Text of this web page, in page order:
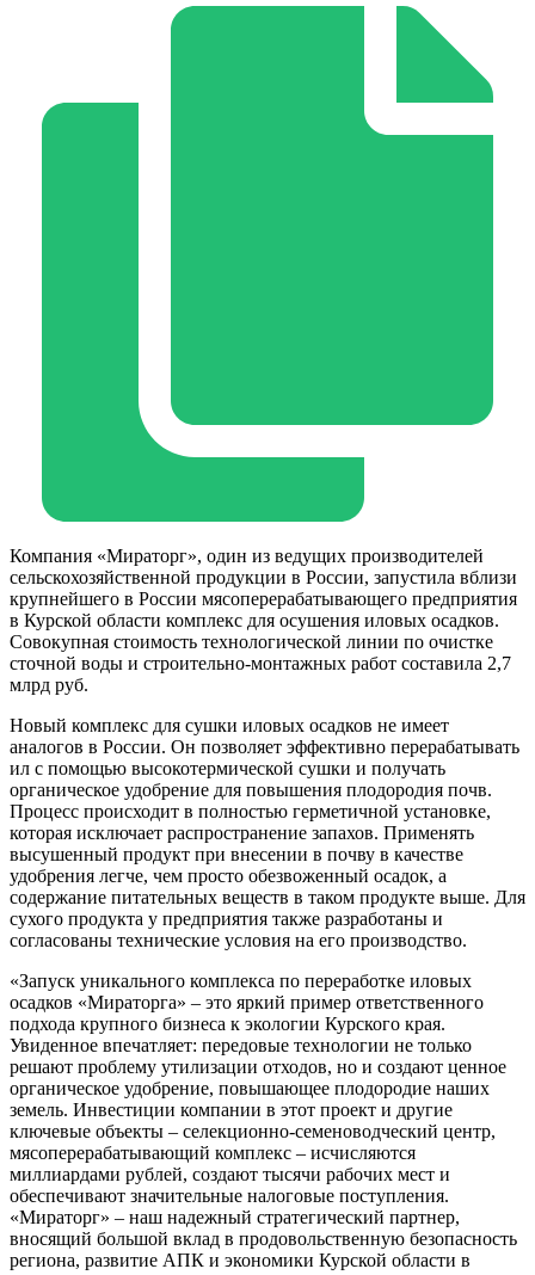
Компания «Мираторг», один из ведущих производителей
сельскохозяйственной продукции в России, запустила вблизи
крупнейшего в России мясоперерабатывающего предприятия
в Курской области комплекс для осушения иловых осадков.
Совокупная стоимость технологической линии по очистке
сточной воды и строительно-монтажных работ составила 2,7
млрд руб.
Новый комплекс для сушки иловых осадков не имеет
аналогов в России. Он позволяет эффективно перерабатывать
ил с помощью высокотермической сушки и получать
органическое удобрение для повышения плодородия почв.
Процесс происходит в полностью герметичной установке,
которая исключает распространение запахов. Применять
высушенный продукт при внесении в почву в качестве
удобрения легче, чем просто обезвоженный осадок, а
содержание питательных веществ в таком продукте выше. Для
сухого продукта у предприятия также разработаны и
согласованы технические условия на его производство.
«Запуск уникального комплекса по переработке иловых
осадков «Мираторга» – это яркий пример ответственного
подхода крупного бизнеса к экологии Курского края.
Увиденное впечатляет: передовые технологии не только
решают проблему утилизации отходов, но и создают ценное
органическое удобрение, повышающее плодородие наших
земель. Инвестиции компании в этот проект и другие
ключевые объекты – селекционно-семеноводческий центр,
мясоперерабатывающий комплекс – исчисляются
миллиардами рублей, создают тысячи рабочих мест и
обеспечивают значительные налоговые поступления.
«Мираторг» – наш надежный стратегический партнер,
вносящий большой вклад в продовольственную безопасность
региона, развитие АПК и экономики Курской области в